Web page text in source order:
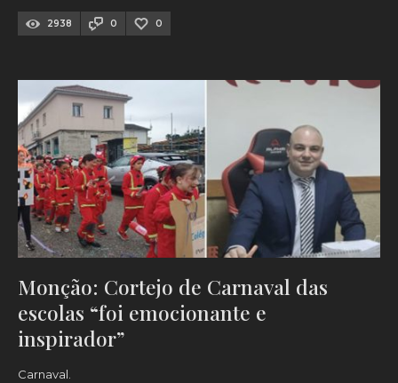
2938 0 0
Monção: Cortejo de Carnaval das
escolas “foi emocionante e
inspirador”
Carnaval.